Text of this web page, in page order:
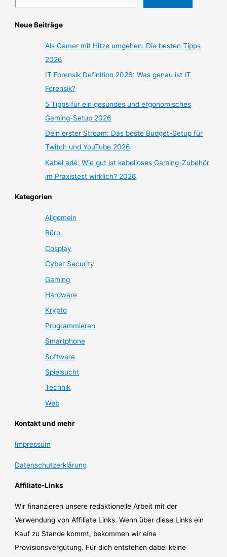
Neue Beiträge
Als Gamer mit Hitze umgehen: Die besten Tipps
2026
IT Forensik Definition 2026: Was genau ist IT
Forensik?
5 Tipps für ein gesundes und ergonomisches
Gaming-Setup 2026
Dein erster Stream: Das beste Budget-Setup für
Twitch und YouTube 2026
Kabel adé: Wie gut ist kabelloses Gaming-Zubehör
im Praxistest wirklich? 2026
Kategorien
Allgemein
Büro
Cosplay
Cyber Security
Gaming
Hardware
Krypto
Programmieren
Smartphone
Software
Spielsucht
Technik
Web
Kontakt und mehr
Impressum
Datenschutzerklärung
Affiliate-Links
Wir finanzieren unsere redaktionelle Arbeit mit der
Verwendung von Affiliate Links. Wenn über diese Links ein
Kauf zu Stande kommt, bekommen wir eine
Provisionsvergütung. Für dich entstehen dabei keine